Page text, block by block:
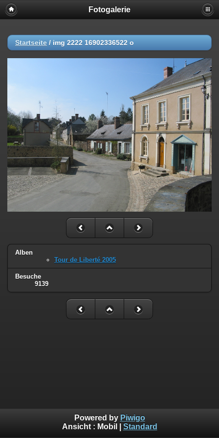
Fotogalerie
Startseite / img 2222 16902336522 o
Alben
Tour de Liberté 2005
Besuche
9139
Powered by Piwigo
Ansicht : Mobil Standard